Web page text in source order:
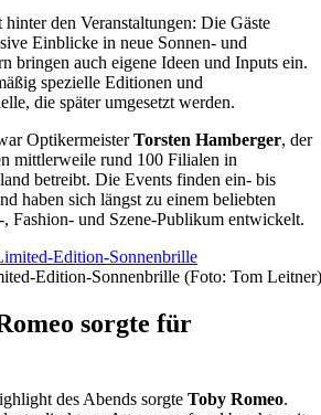
den Veranstaltungen: Die Gäste
Einblicke in neue Sonnen- und
bringen auch eigene Ideen und Inputs ein.
spezielle Editionen und
die später umgesetzt werden.
OptikermeisterTorsten Hamberger, der
mittlerweile rund 100 Filialen in
betreibt. Die Events finden ein- bis
haben sich längst zu einem beliebten
Fashion- und Szene-Publikum entwickelt.
Edition-Sonnenbrille (Foto: Tom Leitner)
sorgte für
des Abends sorgte Toby Romeo.